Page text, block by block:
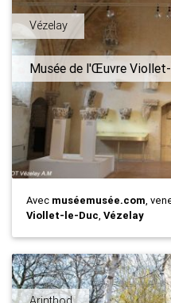
Vézelay
Musée de l'Œuvre
Avec muséemusée.com,
Viollet-le-Duc, Vézelay